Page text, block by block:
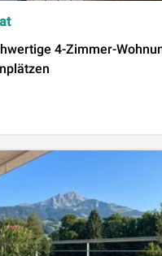
4-Zimmer-